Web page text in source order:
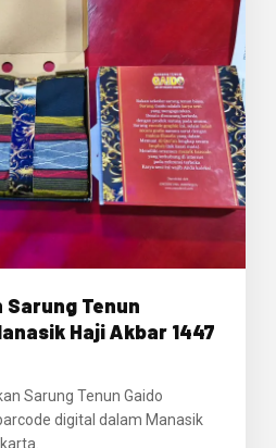
Sarung Tenun
Haji Akbar 1447
Sarung Tenun Gaido
digital dalam Manasik